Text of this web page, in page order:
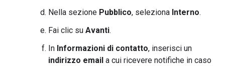
Nella sezione Pubblico, seleziona Interno.
Fai clic su Avanti.
In Informazioni di contatto, inserisci un
indirizzo email a cui ricevere notifiche in caso